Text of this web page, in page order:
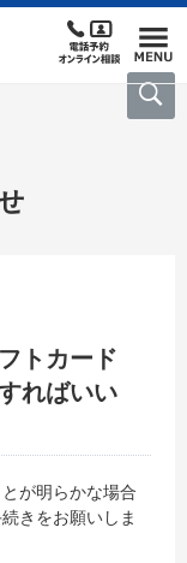
トカード
ればいい
が明らかな場合
きをお願いしま